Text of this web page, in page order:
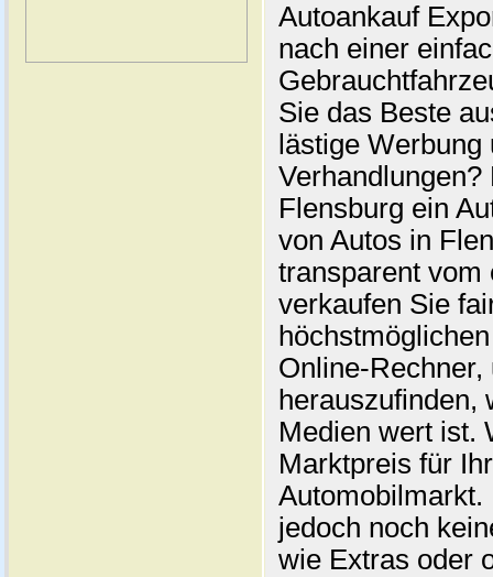
Autoankauf
nach einer
Sie das Beste
lästige
Flensburg ein
von Autos in
transparent vom
verkaufen Sie
Online-
herauszufinden,
Medien wert ist.
Marktpreis für
jedoch noch
wie Extras oder